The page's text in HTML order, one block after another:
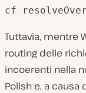
cf
Tuttavia, mentre
routing delle
incoerenti nella
Polish e, a